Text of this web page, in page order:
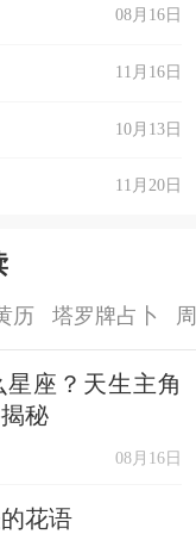
08月16日
11月16日
10月13日
11月20日
历 塔罗牌占卜
座？天生主角
秘
08月16日
花语